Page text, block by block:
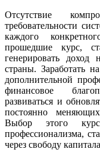
Отсутствие
требовательности
каждого
прошедшие курс,
генерировать доход
страны. Заработать
дополнительной
финансовое
развиваться и
постоянно
Выбор этого
профессионализма,
через свободу